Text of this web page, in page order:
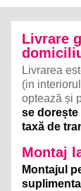
Livrare
Livrarea
(in
optează și
se dorește
taxă de
Montaj
Montajul